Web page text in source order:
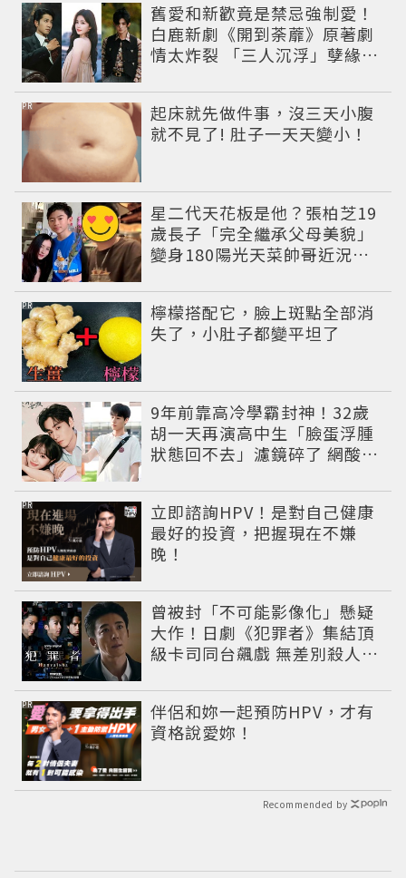
舊愛和新歡竟是禁忌強制愛！
白鹿新劇《開到荼蘼》原著劇
情太炸裂 「三人沉浮」孽緣網
起床就先做件事，沒三天小腹
就不見了! 肚子一天天變小！
PR
星二代天花板是他？張柏芝19
歲長子「完全繼承父母美貌」
變身180陽光天菜帥哥近況曝
檸檬搭配它，臉上斑點全部消
失了，小肚子都變平坦了
PR
9年前靠高冷學霸封神！32歲
胡一天再演高中生「臉蛋浮腫
狀態回不去」濾鏡碎了 網酸：
立即諮詢HPV！是對自己健康
最好的投資，把握現在不嫌
晚！
PR
曾被封「不可能影像化」懸疑
大作！日劇《犯罪者》集結頂
級卡司同台飆戲 無差別殺人案
伴侶和妳一起預防HPV，才有
資格說愛妳！
PR
Recommended by